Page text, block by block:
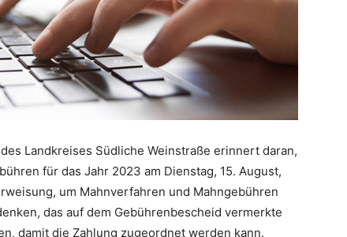
Landkreises Südliche Weinstraße erinnert daran,
für das Jahr 2023 am Dienstag, 15. August,
um Mahnverfahren und Mahngebühren
das auf dem Gebührenbescheid vermerkte
damit die Zahlung zugeordnet werden kann.